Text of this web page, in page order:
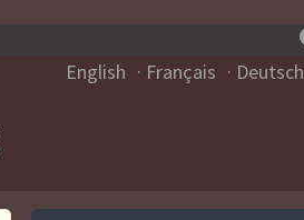
English Français Deutsch